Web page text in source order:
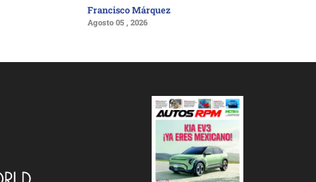
Francisco Márquez
Agosto 05 , 2026